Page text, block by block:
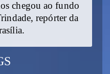
chegou ao fundo
repórter da